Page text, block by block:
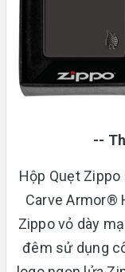
--
Hộp Quẹt
Carve Armor®
Zippo vỏ dày
đêm sử dụng